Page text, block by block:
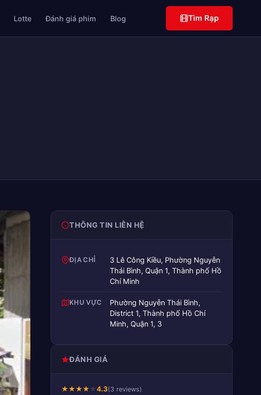
Lotte Đánh giá phim Blog Tìm Rạp
THÔNG TIN LIÊN HỆ
ĐỊA CHỈ
3 Lê Công Kiều, Phường Nguyễn
Thái Bình, Quận 1, Thành phố Hồ
Chí Minh
KHU VỰC
Phường Nguyễn Thái Bình,
District 1, Thành phố Hồ Chí
Minh, Quận 1, 3
ĐÁNH GIÁ
★★★★★4.3(3 reviews)